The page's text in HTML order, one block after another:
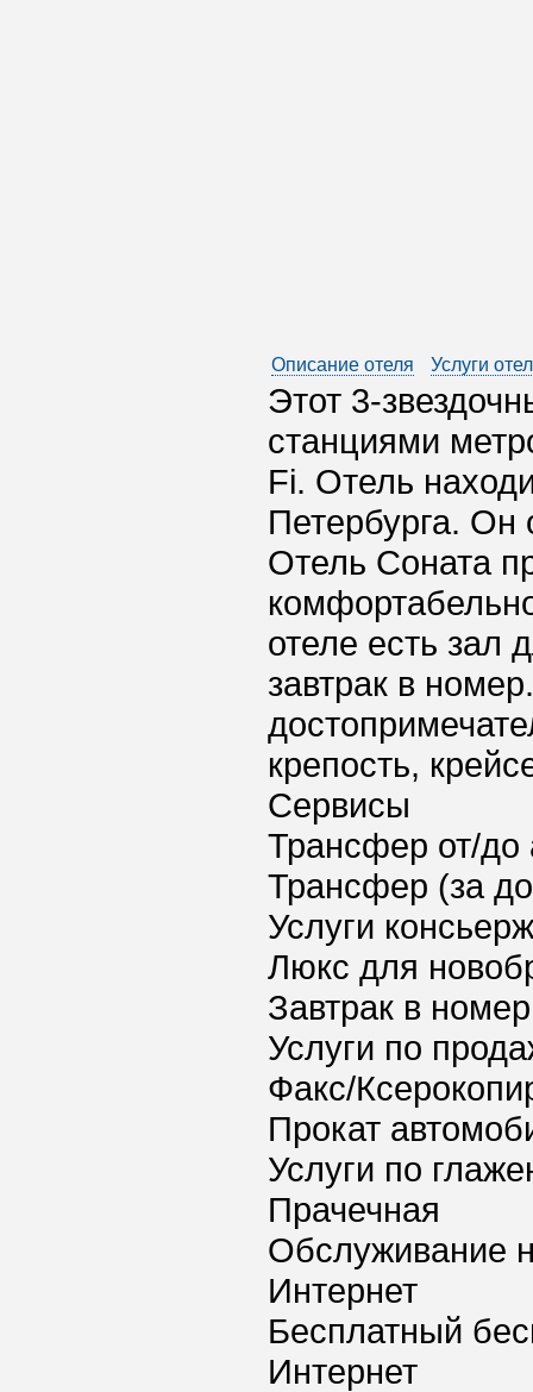
Описание отеля Услуги
Этот 3-
станциями
Fi. Отель
Петербурга. Он
Отель Соната
отеле есть зал
завтрак в
крепость,
Сервисы
Трансфер от/до
Трансфер (за
Услуги
Люкс для
Завтрак в номер
Услуги по
Факс/
Прокат
Услуги по
Прачечная
Обслуживание
Интернет
Бесплатный
Интернет